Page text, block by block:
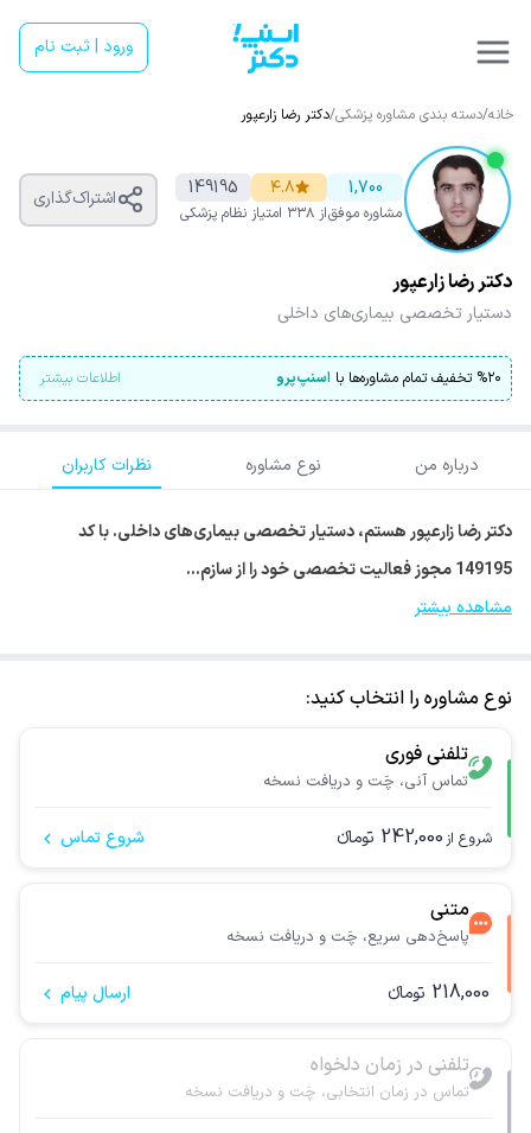
ورود | ثبت نام
خانه/دسته بندی مشاوره پزشکی/دکتر رضا زارعپور
1,700
مشاوره موفق
۴.۸
از ۳۳۸ امتیاز
149195
نظام پزشکی
اشتراک‌گذاری
دکتر رضا زارعپور
دستیار تخصصی بیماری‌های داخلی
%۲۰ تخفیف تمام مشاوره‌ها با اسنپ‌پرو اطلاعات بیشتر
درباره من نوع مشاوره نظرات کاربران
دکتر رضا زارعپور هستم، دستیار تخصصی بیماری‌های داخلی. با کد
149195 مجوز فعالیت تخصصی خود را از سازم…
مشاهده بیشتر
نوع مشاوره را انتخاب کنید:
تلفنی فوری
تماس آنی، چَت و دریافت نسخه
شروع از 242,000 تومانء شروع تماس
متنی
پاسخ‌دهی سریع، چَت و دریافت نسخه
218,000 تومانء ارسال پیام
تلفنی در زمان دلخواه
تماس در زمان انتخابی، چَت و دریافت نسخه